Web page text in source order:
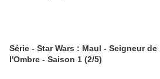
Série - Star Wars : Maul - Seigneur de
l'Ombre - Saison 1 (2/5)